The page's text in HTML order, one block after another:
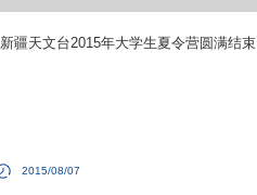
新疆天文台2015年大学生夏令营圆满结束
2015/08/07